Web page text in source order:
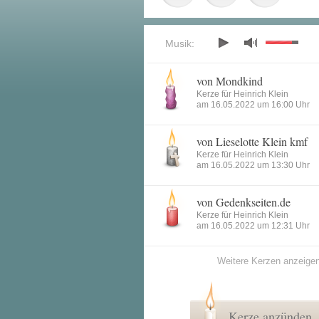
Musik:
von Mondkind
Kerze für Heinrich Klein
am 16.05.2022 um 16:00 Uhr
von Lieselotte Klein kmf
Kerze für Heinrich Klein
am 16.05.2022 um 13:30 Uhr
von Gedenkseiten.de
Kerze für Heinrich Klein
am 16.05.2022 um 12:31 Uhr
Weitere Kerzen